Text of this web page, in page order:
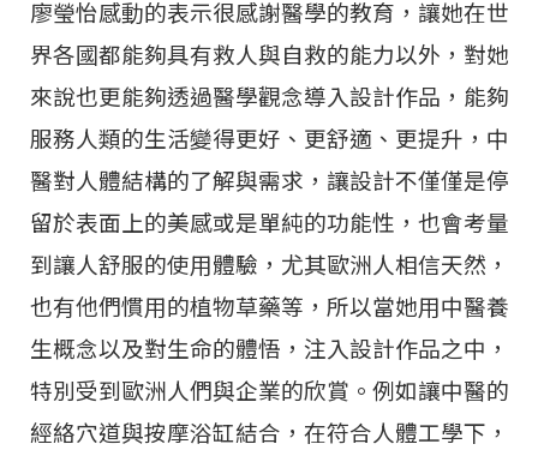
廖瑩怡感動的表示很感謝醫學的教育，讓她在世
界各國都能夠具有救人與自救的能力以外，對她
來說也更能夠透過醫學觀念導入設計作品，能夠
服務人類的生活變得更好、更舒適、更提升，中
醫對人體結構的了解與需求，讓設計不僅僅是停
留於表面上的美感或是單純的功能性，也會考量
到讓人舒服的使用體驗，尤其歐洲人相信天然，
也有他們慣用的植物草藥等，所以當她用中醫養
生概念以及對生命的體悟，注入設計作品之中，
特別受到歐洲人們與企業的欣賞。例如讓中醫的
經絡穴道與按摩浴缸結合，在符合人體工學下，